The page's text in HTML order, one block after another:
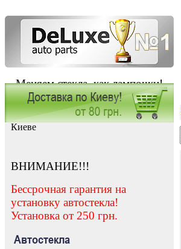
Меняем стекла, как лампочки!
Заказать установку автостекла в
Киеве
ВНИМАНИЕ!!!
Бессрочная гарантия на
установку автостекла!
Установка от 250 грн.
Автостекла